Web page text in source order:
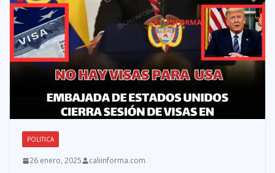
POLITICA
26 enero, 2025 caliinforma.com